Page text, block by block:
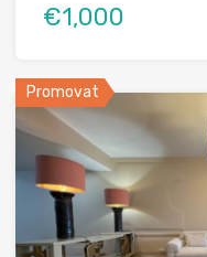
€1,000
Promovat